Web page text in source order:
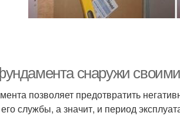
снаружи
позволяет предотвратить
службы, а значит, и период